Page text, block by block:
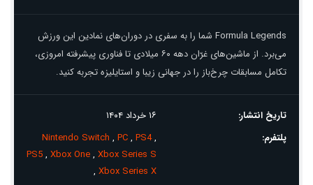
Formula Legends شما را به سفری در دوران‌های نمادین این ورزش
می‌برد. از ماشین‌های غرّان دهه ۶۰ میلادی تا فناوری پیشرفته امروزی،
تکامل مسابقات چرخ‌باز را در جهانی زیبا و استایلیزه تجربه کنید.
تاریخ انتشار:
۱۶ خرداد ۱۴۰۴
پلتفرم:
Nintendo Switch , PC, PS4,
PS5, Xbox One, Xbox Series S
, Xbox Series X